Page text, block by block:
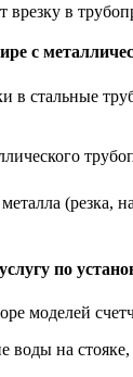
в
с
в стальные
(резка,
по
моделей
на